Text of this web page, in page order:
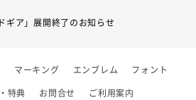
ギア」展開終了のお知らせ
地の在庫限り」廃盤のお知らせ
マーキング エンブレム フォント
特典 お問合せ ご利用案内